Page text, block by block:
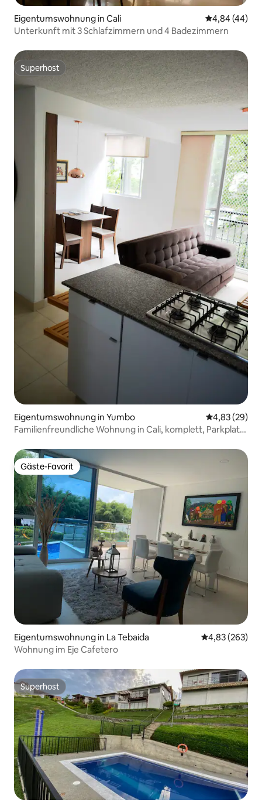
Eigentumswohnung in Cali
4,84 (44)
Unterkunft mit 3 Schlafzimmern und 4 Badezimmern
Superhost
Superhost
Eigentumswohnung in Yumbo
4,83 (29)
Familienfreundliche Wohnung in Cali, komplett, Parkplatz,
Gäste-Favorit
Gäste-Favorit
Eigentumswohnung in La Tebaida
4,83 (263)
Wohnung im Eje Cafetero
Superhost
Superhost